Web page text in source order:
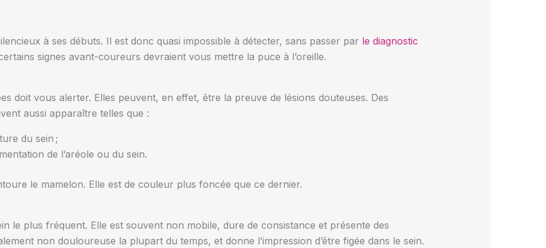
à ses débuts. Il est donc quasi impossible à détecter, sans passer par le diagnostic
signes avant-coureurs devraient vous mettre la puce à l’oreille.
doit vous alerter. Elles peuvent, en effet, être la preuve de lésions douteuses. Des
aussi apparaître telles que :
du sein ;
de l’aréole ou du sein.
le mamelon. Elle est de couleur plus foncée que ce dernier.
le plus fréquent. Elle est souvent non mobile, dure de consistance et présente des
non douloureuse la plupart du temps, et donne l’impression d’être figée dans le sein.